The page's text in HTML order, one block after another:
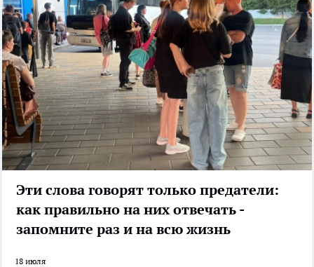
Эти слова говорят только предатели:
как правильно на них отвечать -
запомните раз и на всю жизнь
18 июля